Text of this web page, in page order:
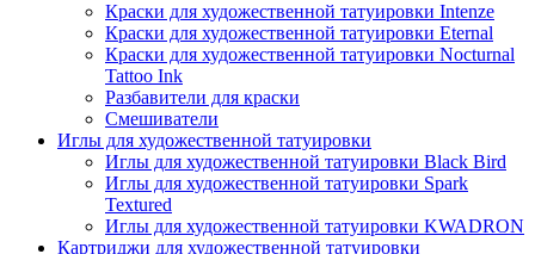
Краски для художественной татуировки Intenze
Краски для художественной татуировки Eternal
Краски для художественной татуировки Nocturnal
Tattoo Ink
Разбавители для краски
Смешиватели
Иглы для художественной татуировки
Иглы для художественной татуировки Black Bird
Иглы для художественной татуировки Spark
Textured
Иглы для художественной татуировки KWADRON
Картриджи для художественной татуировки